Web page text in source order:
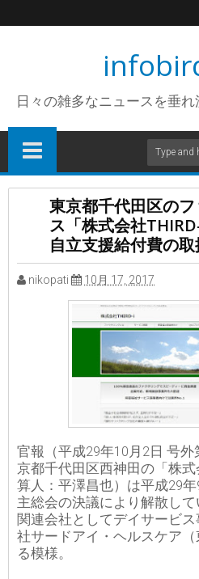
日々の雑多なニュースを垂
東京都千代田区の
ス「株式会社
自立支援給付費の
nikopati 10月 17, 2017
官報（平成29年10月2日 号
京都千代田区西神田の「株式
算人：平澤昌也）は平成29
主総会の決議により解散して
関連会社としてデイサービ
社サードアイ・ヘルスケア
る模様。